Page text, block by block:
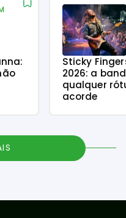
Sticky
2026: a
qualquer
acorde